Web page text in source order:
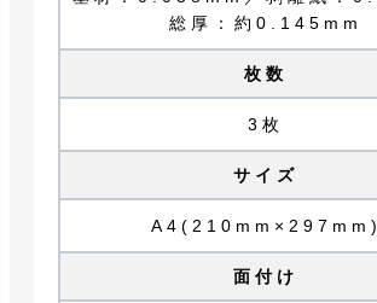
総厚：約0.145mm
枚数
3枚
サイズ
A4(210mm×297mm)
面付け